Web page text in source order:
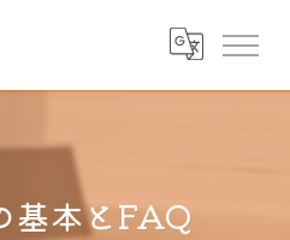
基本とFAQ